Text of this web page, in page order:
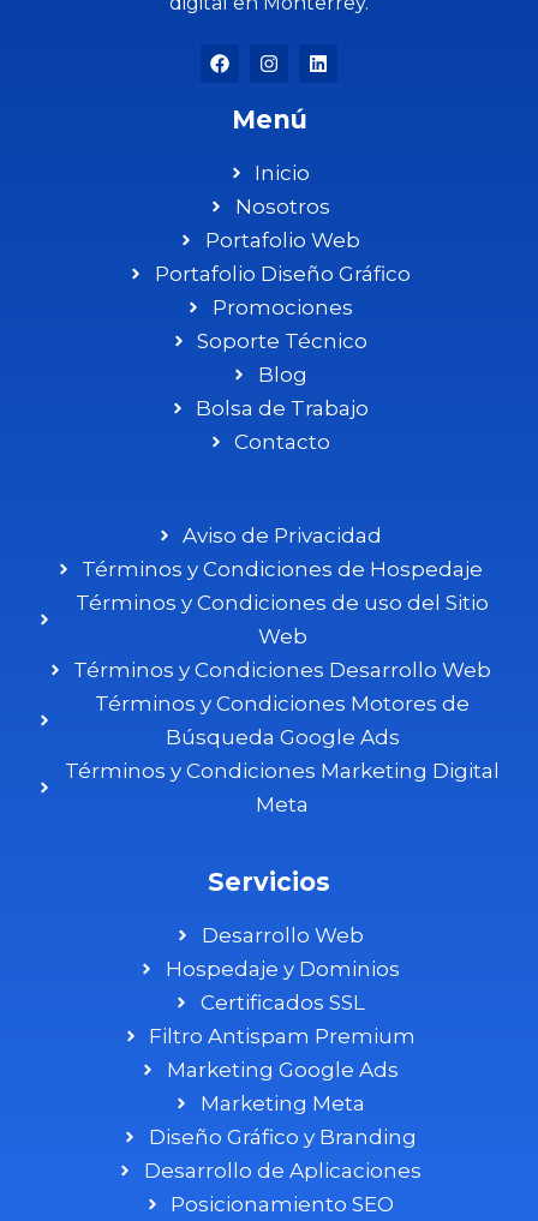
Menú
Inicio
Nosotros
Portafolio Web
Portafolio Diseño Gráfico
Promociones
Soporte Técnico
Blog
Bolsa de Trabajo
Contacto
Aviso de Privacidad
Términos y Condiciones de Hospedaje
Términos y Condiciones de uso del Sitio
Web
Términos y Condiciones Desarrollo Web
Términos y Condiciones Motores de
Búsqueda Google Ads
Términos y Condiciones Marketing Digital
Meta
Servicios
Desarrollo Web
Hospedaje y Dominios
Certificados SSL
Filtro Antispam Premium
Marketing Google Ads
Marketing Meta
Diseño Gráfico y Branding
Desarrollo de Aplicaciones
Posicionamiento SEO